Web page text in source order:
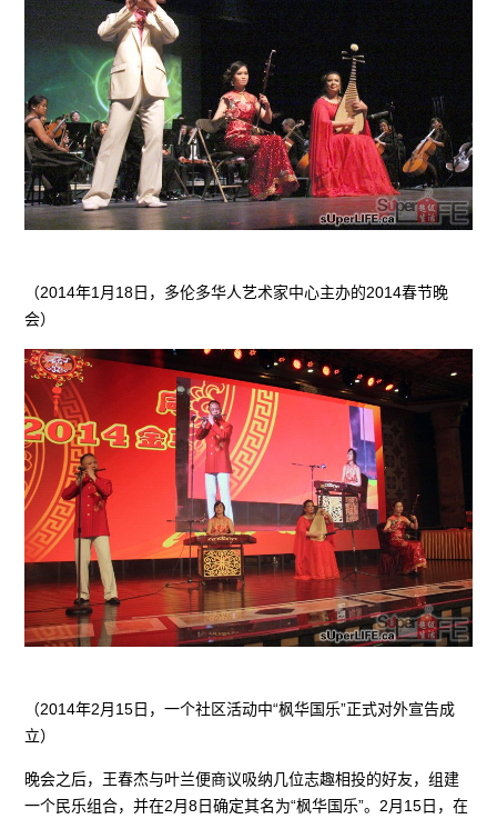
（2014年1月18日，多伦多华人艺术家中心主办的2014春节晚
会）
（2014年2月15日，一个社区活动中“枫华国乐”正式对外宣告成
立）
晚会之后，王春杰与叶兰便商议吸纳几位志趣相投的好友，组建
一个民乐组合，并在2月8日确定其名为“枫华国乐”。2月15日，在